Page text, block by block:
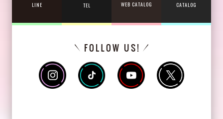
LINE TEL WEB CATALOG CATALOG